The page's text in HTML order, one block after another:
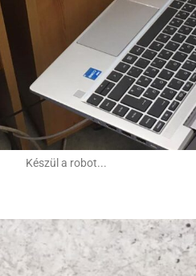
Készül a robot...